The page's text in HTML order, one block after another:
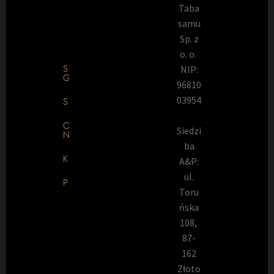
STRONA
GŁÓWNA
SKLEP
O
NAS
KONTAKT
PORADNIK
Taba
samu
Sp. z
o. o.
NIP:
96810
03954
Siedzi
ba
A&P:
ul.
Toru
ńska
108,
87-
162
Złoto